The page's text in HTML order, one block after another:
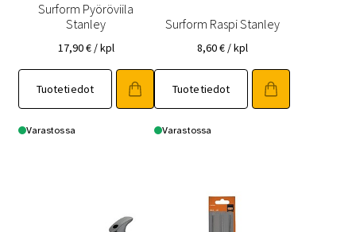
Surform Pyöröviila
Stanley
17,90€ / kpl
Tuotetiedot
Varastossa
Surform Raspi Stanley
8,60€ / kpl
Tuotetiedot
Varastossa